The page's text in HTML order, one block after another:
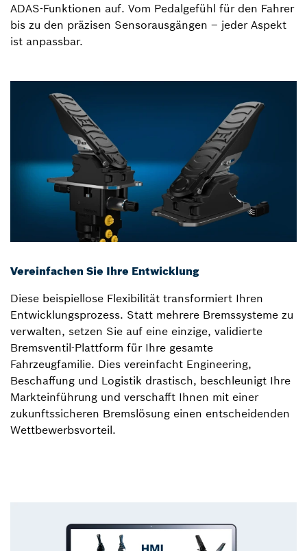
ADAS-Funktionen auf. Vom Pedalgefühl für den Fahrer
bis zu den präzisen Sensorausgängen – jeder Aspekt
ist anpassbar.
Vereinfachen Sie Ihre Entwicklung
Diese beispiellose Flexibilität transformiert Ihren
Entwicklungsprozess. Statt mehrere Bremssysteme zu
verwalten, setzen Sie auf eine einzige, validierte
Bremsventil-Plattform für Ihre gesamte
Fahrzeugfamilie. Dies vereinfacht Engineering,
Beschaffung und Logistik drastisch, beschleunigt Ihre
Markteinführung und verschafft Ihnen mit einer
zukunftssicheren Bremslösung einen entscheidenden
Wettbewerbsvorteil.